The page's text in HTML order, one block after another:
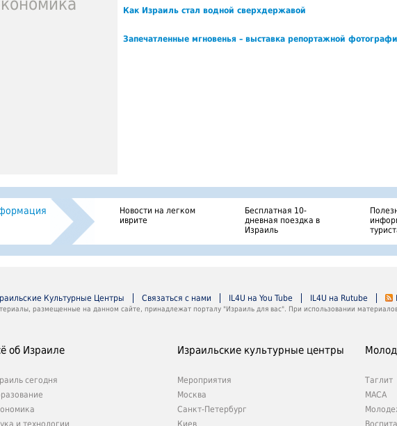
Как Израиль стал водной сверхдержавой
Запечатленные мгновенья – выставка репортажной
Новости на легком
иврите
Бесплатная 10-
дневная поездка в
Израиль
Культурные Центры Связаться с нами IL4U на You Tube IL4U на Rutube
размещенные на данном сайте, принадлежат порталу "Израиль для вас". При использовании
об Израиле
сегодня
и технологии
Израильские культурные центры
Мероприятия
Москва
Санкт-Петербург
Киев
Таглит
МАСА